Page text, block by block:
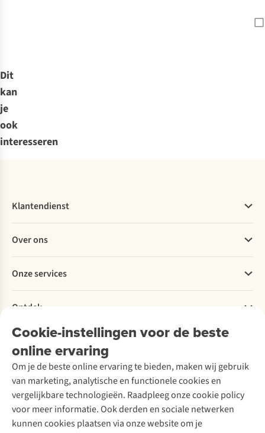
Dit
kan
je
ook
interesseren
Cookie-instellingen voor de beste
online ervaring
Om je de beste online ervaring te bieden, maken wij gebruik
van marketing, analytische en functionele cookies en
vergelijkbare technologieën. Raadpleeg onze cookie policy
voor meer informatie. Ook derden en sociale netwerken
kunnen cookies plaatsen via onze website om je
Klantendienst
Bestellen
Betalen
Levering
Retourneren
Bestelling herroepen
Garantie
Contact
Over ons
Explore More
Verantwoord ondernemen
Over Ayacucho
Onze winkels
Over A.S.Adventure
Toegankelijkheidsverklaring
Onze services
Ski-onderhoud
Wasservice
Schoenonderhoud
Schoenherstelling
Kledingherstelling
Retouches
Voor bedrijven
Ontdek
A.S.Magazine
Podcast
Explore Academy
Explore Camp
Gear Check
Inspiratie & advies
Meld je aan voor de nieuwsbrief
Follow us